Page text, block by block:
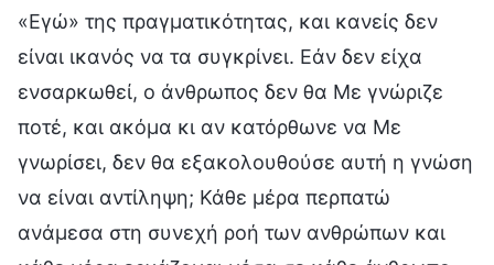
«Εγώ» της πραγματικότητας, και κανείς δεν
είναι ικανός να τα συγκρίνει. Εάν δεν είχα
ενσαρκωθεί, ο άνθρωπος δεν θα Με γνώριζε
ποτέ, και ακόμα κι αν κατόρθωνε να Με
γνωρίσει, δεν θα εξακολουθούσε αυτή η γνώση
να είναι αντίληψη; Κάθε μέρα περπατώ
ανάμεσα στη συνεχή ροή των ανθρώπων και